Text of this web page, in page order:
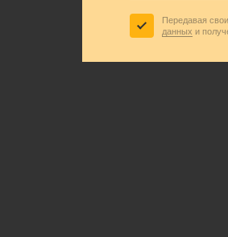
Передавая
данных и